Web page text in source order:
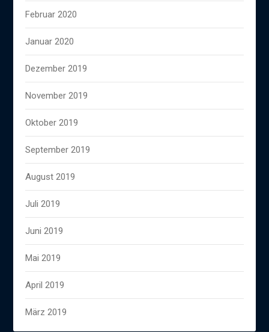
Februar 2020
Januar 2020
Dezember 2019
November 2019
Oktober 2019
September 2019
August 2019
Juli 2019
Juni 2019
Mai 2019
April 2019
März 2019